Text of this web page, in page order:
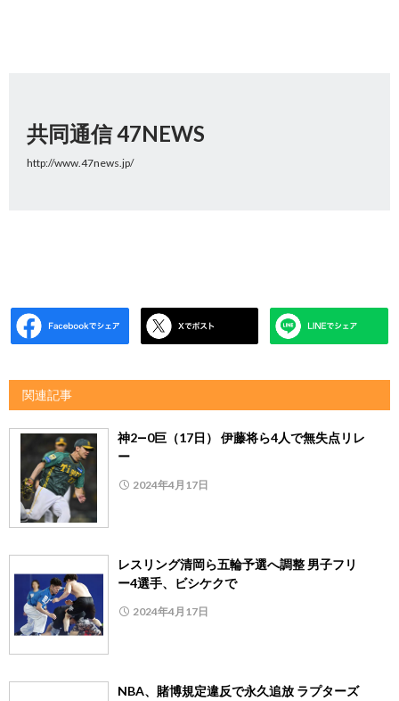
共同通信 47NEWS
http://www.47news.jp/
関連記事
神2―0巨（17日） 伊藤将ら4人で無失点リレ
ー
2024年4月17日
レスリング清岡ら五輪予選へ調整 男子フリ
ー4選手、ビシケクで
2024年4月17日
NBA、賭博規定違反で永久追放 ラプターズ